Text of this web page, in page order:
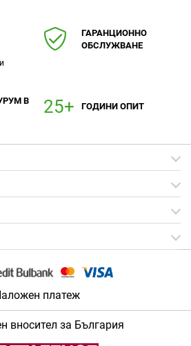
ГАРАНЦИОННО
ОБСЛУЖВАНЕ
В
ГОДИНИ ОПИТ
платеж
вносител за България